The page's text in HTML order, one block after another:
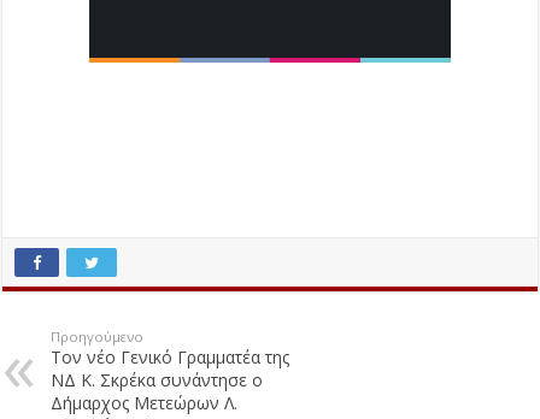
Προηγούμενο
Τον νέο Γενικό Γραμματέα της
ΝΔ Κ. Σκρέκα συνάντησε ο
Δήμαρχος Μετεώρων Λ.